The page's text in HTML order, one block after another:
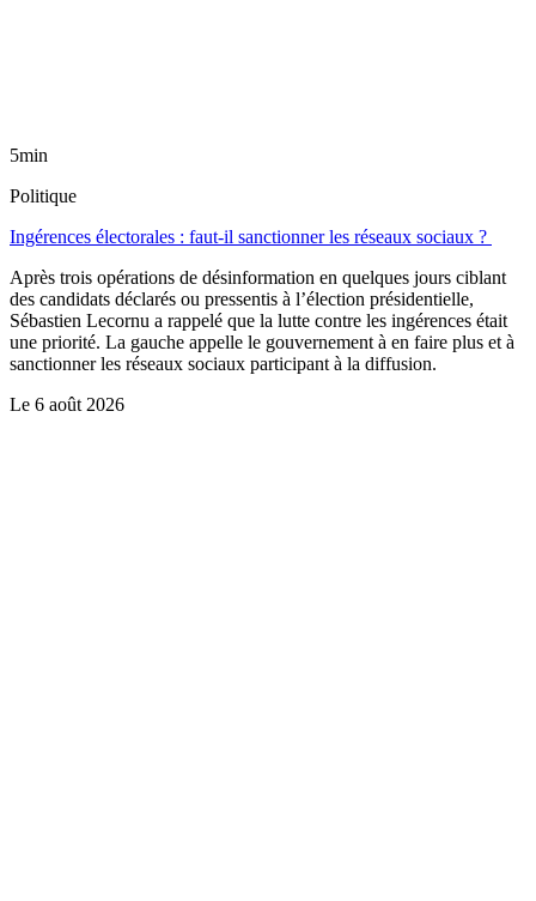
5min
Politique
Ingérences électorales : faut-il sanctionner les réseaux sociaux ?
Après trois opérations de désinformation en quelques jours ciblant
des candidats déclarés ou pressentis à l’élection présidentielle,
Sébastien Lecornu a rappelé que la lutte contre les ingérences était
une priorité. La gauche appelle le gouvernement à en faire plus et à
sanctionner les réseaux sociaux participant à la diffusion.
Le 6 août 2026